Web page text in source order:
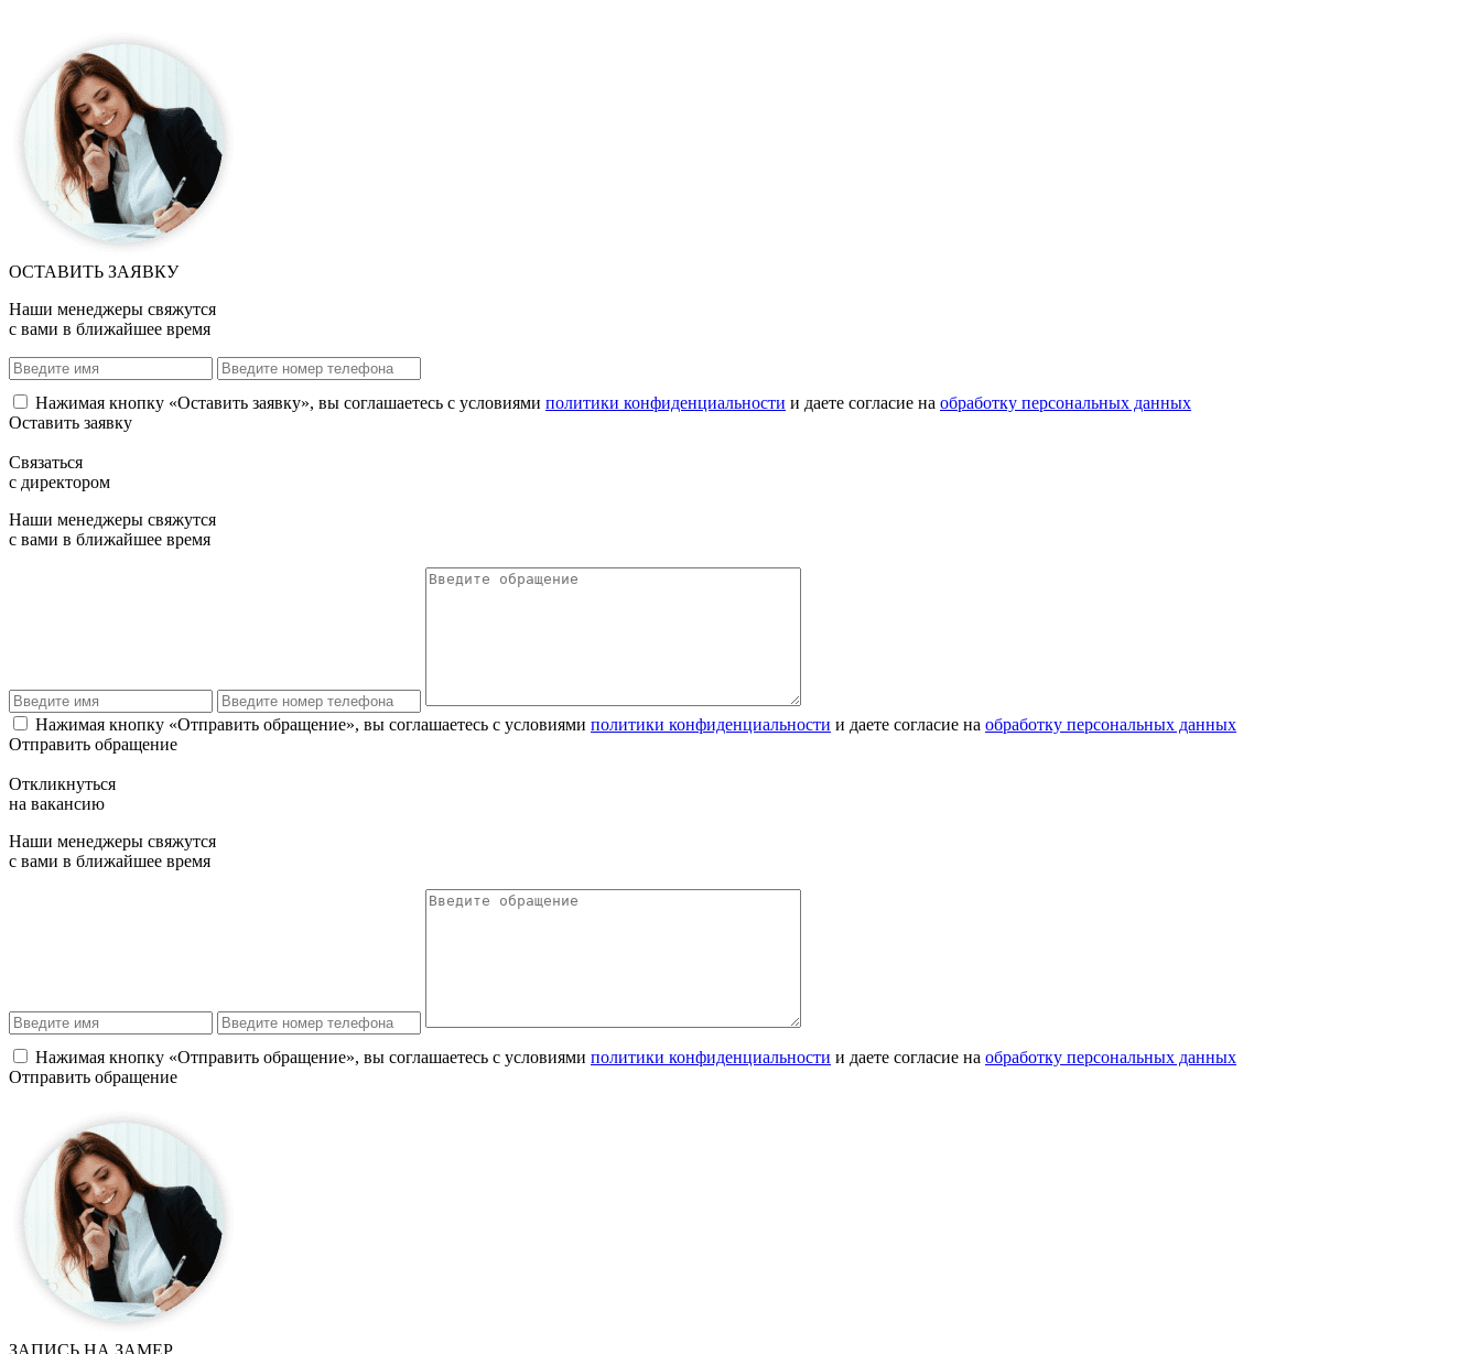
ОСТАВИТЬ ЗАЯВКУ
Наши менеджеры свяжутся
с вами в ближайшее время
Нажимая кнопку «Оставить заявку», вы соглашаетесь с условиями политики конфиденциальности и даете согласие на обработку персональных данных
Оставить заявку
Связаться
с директором
Наши менеджеры свяжутся
с вами в ближайшее время
Нажимая кнопку «Отправить обращение», вы соглашаетесь с условиями политики конфиденциальности и даете согласие на обработку персональных данных
Отправить обращение
Откликнуться
на вакансию
Наши менеджеры свяжутся
с вами в ближайшее время
Нажимая кнопку «Отправить обращение», вы соглашаетесь с условиями политики конфиденциальности и даете согласие на обработку персональных данных
Отправить обращение
ЗАПИСЬ НА ЗАМЕР